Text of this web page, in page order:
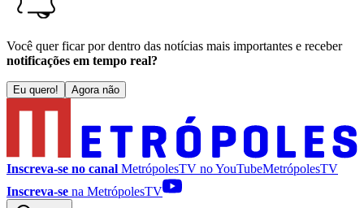
Você quer ficar por dentro das notícias mais importantes e receber
notificações em tempo real?
Eu quero! Agora não
Inscreva-se no canal MetrópolesTV noYouTubeMetrópolesTV
Inscreva-se na MetrópolesTV